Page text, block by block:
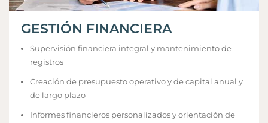
GESTIÓN FINANCIERA
Supervisión financiera integral y mantenimiento de
registros
Creación de presupuesto operativo y de capital anual y
de largo plazo
Informes financieros personalizados y orientación de